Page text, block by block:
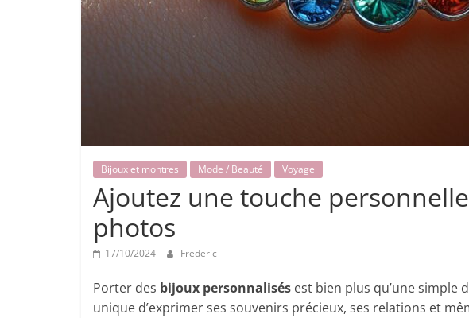
Bijoux et montres Mode / Beauté Voyage
Ajoutez une touche
photos
17/10/2024 Frederic
Porter des bijoux personnalisés est bien plus qu’une simple
unique d’exprimer ses souvenirs précieux, ses relations et